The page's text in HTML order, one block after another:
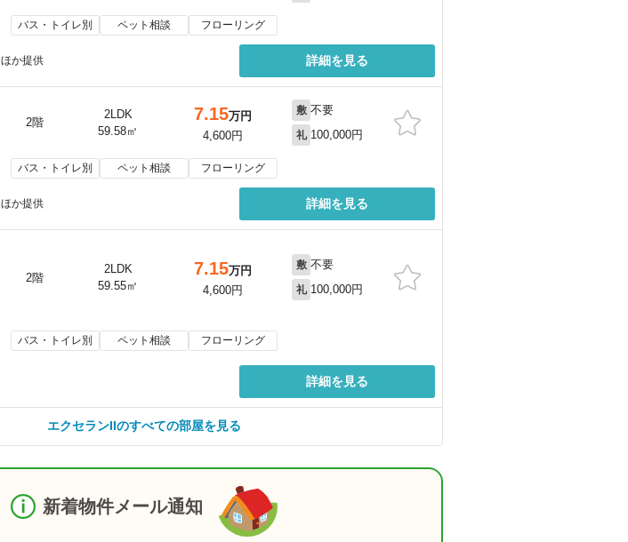
バス・トイレ別 ペット相談 フローリング
ほか提供 詳細を見る
2階
2LDK
59.58㎡
7.15万円
4,600円
敷 不要
礼 100,000円
バス・トイレ別 ペット相談 フローリング
ほか提供 詳細を見る
2階
2LDK
59.55㎡
7.15万円
4,600円
敷 不要
礼 100,000円
バス・トイレ別 ペット相談 フローリング
詳細を見る
エクセランIIのすべての部屋を見る
新着物件メール通知